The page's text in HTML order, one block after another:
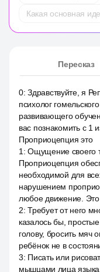
Какая основная
Пересказ
0:Здравствуйте, я
психолог
развивающего
вас познакомить с 1
Проприоцепция это
1 :Ощущение своего
Проприоцепция
необходимой для
нарушением
любое движение. Это
2:Требует от него
казалось бы,
голову, бросить мяч
ребёнок не в
3: Писать или
мышцами лица языка